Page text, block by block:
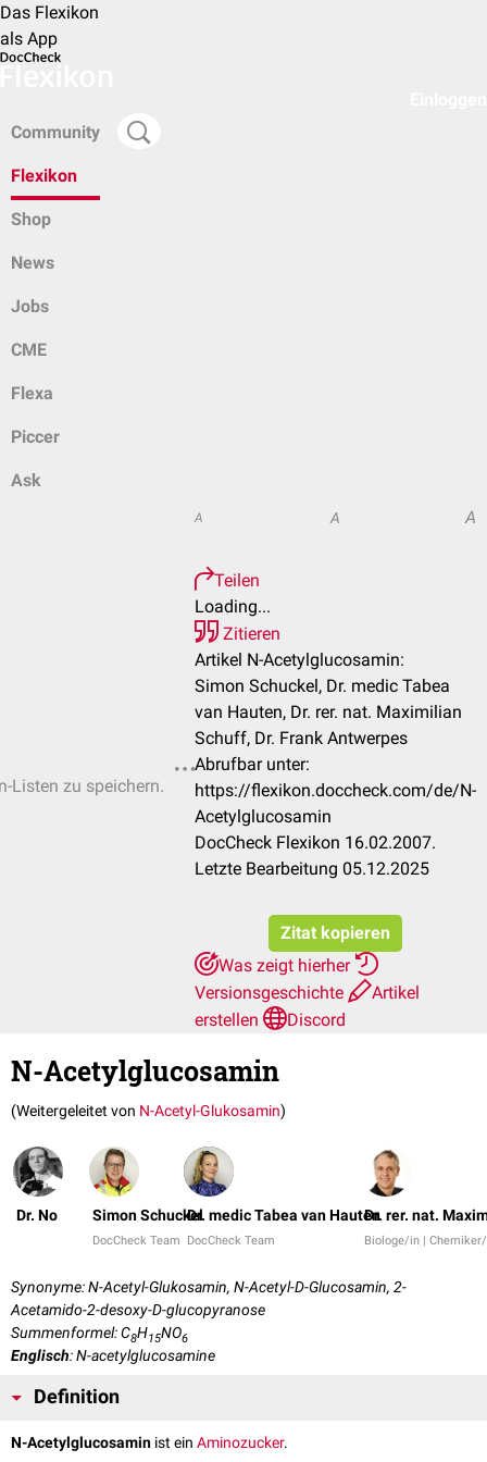
Das Flexikon
als App
Community
Flexikon
Shop
News
Jobs
CME
Flexa
Piccer
Ask
Listen zu speichern.
A A A
Teilen
Loading...
Zitieren
Artikel N-Acetylglucosamin:
Simon Schuckel, Dr. medic Tabea
van Hauten, Dr. rer. nat. Maximilian
Schuff, Dr. Frank Antwerpes
Abrufbar unter:
https://flexikon.doccheck.com/de/N-
Acetylglucosamin
DocCheck Flexikon 16.02.2007.
Letzte Bearbeitung 05.12.2025
Zitat kopieren
Was zeigt hierher
Versionsgeschichte
Artikel
erstellen
Discord
N-Acetylglucosamin
(Weitergeleitet von N-Acetyl-Glukosamin)
Dr. No Simon Schuckel
DocCheck Team
Dr. medic Tabea van Hauten
DocCheck Team
Dr. rer. nat.
Biologe/in |
Synonyme: N-Acetyl-Glukosamin, N-Acetyl-D-Glucosamin, 2-
Acetamido-2-desoxy-D-glucopyranose
Summenformel: C8H15NO6
Englisch: N-acetylglucosamine
Definition
N-Acetylglucosamin ist ein Aminozucker.